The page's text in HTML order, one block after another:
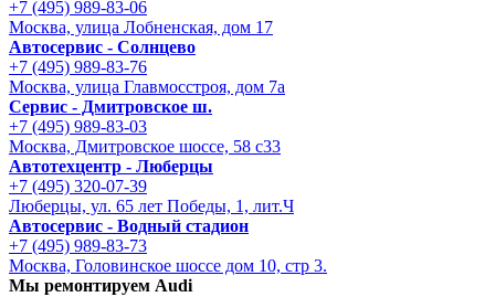
+7 (495) 989-83-06
Москва, улица Лобненская, дом 17
Автосервис - Солнцево
+7 (495) 989-83-76
Москва, улица Главмосстроя, дом 7а
Сервис - Дмитровское ш.
+7 (495) 989-83-03
Москва, Дмитровское шоссе, 58 с33
Автотехцентр - Люберцы
+7 (495) 320-07-39
Люберцы, ул. 65 лет Победы, 1, лит.Ч
Автосервис - Водный стадион
+7 (495) 989-83-73
Москва, Головинское шоссе дом 10, стр 3.
Мы ремонтируем Audi